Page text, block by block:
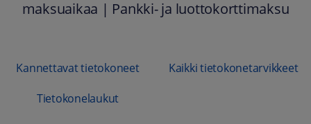
maksuaikaa | Pankki- ja luottokorttimaksu
Kannettavat tietokoneet Kaikki tietokonetarvikkeet
Tietokonelaukut